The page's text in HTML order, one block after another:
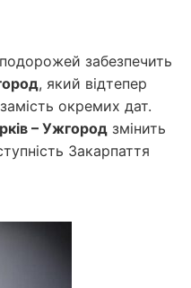
забезпечить
, який відтепер
окремих дат.
– Ужгород змінить
Закарпаття